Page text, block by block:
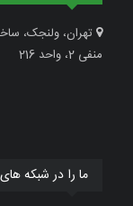
تهران، ولنجک،
منفی 2، واحد 216
ما را در شبکه